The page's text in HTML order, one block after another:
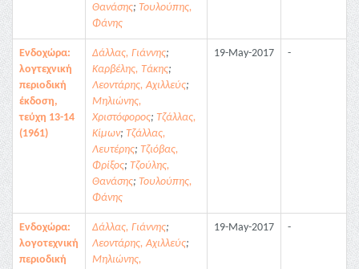
Θανάσης; Τουλούπης,
Φάνης
Ενδοχώρα:
λογτεχνική
περιοδική
έκδοση,
τεύχη 13-14
(1961)
Δάλλας, Γιάννης;
Καρβέλης, Τάκης;
Λεοντάρης, Αχιλλεύς;
Μηλιώνης,
Χριστόφορος; Τζάλλας,
Κίμων; Τζάλλας,
Λευτέρης; Τζιόβας,
Φρίξος; Τζούλης,
Θανάσης; Τουλούπης,
Φάνης
19-May-2017 -
Ενδοχώρα:
λογοτεχνική
περιοδική
Δάλλας, Γιάννης;
Λεοντάρης, Αχιλλεύς;
Μηλιώνης,
19-May-2017 -